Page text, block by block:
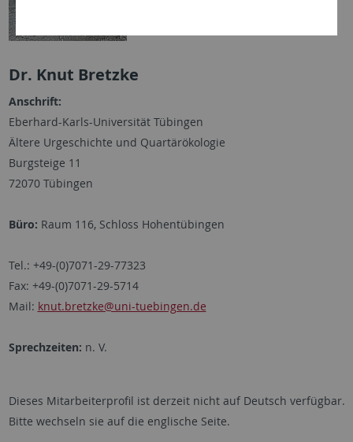
Dr. Knut Bretzke
Anschrift:
Eberhard-Karls-Universität Tübingen
Ältere Urgeschichte und Quartärökologie
Burgsteige 11
72070 Tübingen
Büro: Raum 116, Schloss Hohentübingen
Tel.: +49-(0)7071-29-77323
Fax: +49-(0)7071-29-5714
Mail: knut.bretzke@uni-tuebingen.de
Sprechzeiten: n. V.
Dieses Mitarbeiterprofil ist derzeit nicht auf Deutsch verfügbar.
Bitte wechseln sie auf die englische Seite.